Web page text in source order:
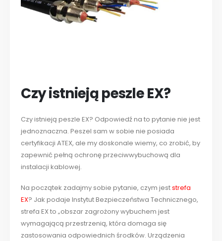
Czy istnieją peszle EX?
Czy istnieją peszle EX? Odpowiedź na to pytanie nie jest
jednoznaczna. Peszel sam w sobie nie posiada
certyfikacji ATEX, ale my doskonale wiemy, co zrobić, by
zapewnić pełną ochronę przeciwwybuchową dla
instalacji kablowej.
Na początek zadajmy sobie pytanie, czym jeststrefa
EX? Jak podaje Instytut Bezpieczeństwa Technicznego,
strefa EX to „obszar zagrożony wybuchem jest
wymagającą przestrzenią, która domaga się
zastosowania odpowiednich środków. Urządzenia